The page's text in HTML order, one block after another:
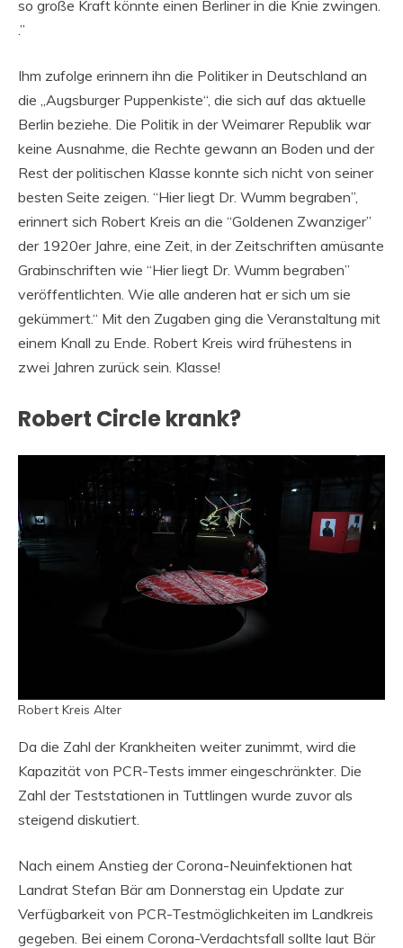
so große Kraft könnte einen Berliner in die Knie zwingen.
.”
Ihm zufolge erinnern ihn die Politiker in Deutschland an
die „Augsburger Puppenkiste“, die sich auf das aktuelle
Berlin beziehe. Die Politik in der Weimarer Republik war
keine Ausnahme, die Rechte gewann an Boden und der
Rest der politischen Klasse konnte sich nicht von seiner
besten Seite zeigen. “Hier liegt Dr. Wumm begraben”,
erinnert sich Robert Kreis an die “Goldenen Zwanziger”
der 1920er Jahre, eine Zeit, in der Zeitschriften amüsante
Grabinschriften wie “Hier liegt Dr. Wumm begraben”
veröffentlichten. Wie alle anderen hat er sich um sie
gekümmert.“ Mit den Zugaben ging die Veranstaltung mit
einem Knall zu Ende. Robert Kreis wird frühestens in
zwei Jahren zurück sein. Klasse!
Robert Circle krank?
Robert Kreis Alter
Da die Zahl der Krankheiten weiter zunimmt, wird die
Kapazität von PCR-Tests immer eingeschränkter. Die
Zahl der Teststationen in Tuttlingen wurde zuvor als
steigend diskutiert.
Nach einem Anstieg der Corona-Neuinfektionen hat
Landrat Stefan Bär am Donnerstag ein Update zur
Verfügbarkeit von PCR-Testmöglichkeiten im Landkreis
gegeben. Bei einem Corona-Verdachtsfall sollte laut Bär